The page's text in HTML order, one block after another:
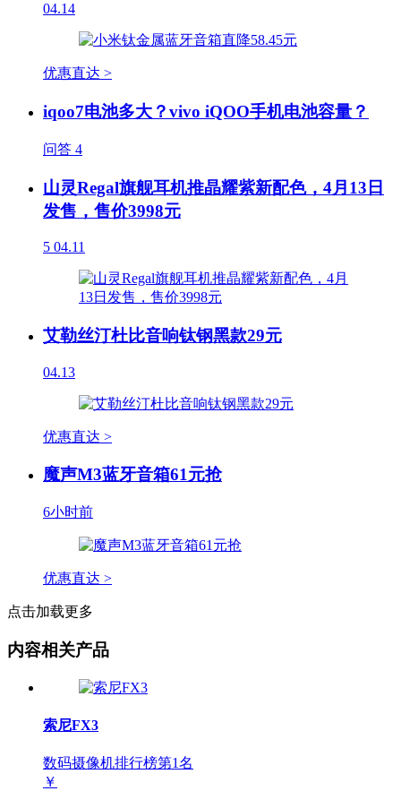
04.14
优惠直达 >
iqoo7电池多大？vivo iQOO手机电池容量？
问答 4
山灵Regal旗舰耳机推晶耀紫新配色，4月13日
发售，售价3998元
5 04.11
艾勒丝汀杜比音响钛钢黑款29元
04.13
优惠直达 >
魔声M3蓝牙音箱61元抢
6小时前
优惠直达 >
点击加载更多
内容相关产品
索尼FX3
数码摄像机排行榜第1名
￥